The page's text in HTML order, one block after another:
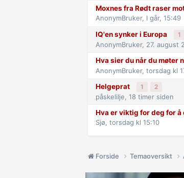
Moxnes fra Rødt raser
AnonymBruker, I går, 15:49
IQ'en synker i Europa 1
AnonymBruker, 27. august
Hva sier du når du møter
AnonymBruker, torsdag kl
Helgeprat 1 2
påskelilje, 18 timer siden
Hva er viktig for deg for
Sjø, torsdag kl 15:10
Forside Temaoversikt